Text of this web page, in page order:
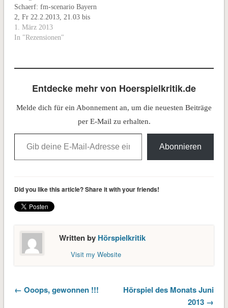
gesetzt und durch…
Schaerf: fm-scenario Bayern
2, Fr 22.2.2013, 21.03 bis
21.45 Uhr Das Motto ist
paradox, aber nicht neu:
Schaerf auf der Website fm-
Peter Veit sagen lässt, zieht
1. März 2013
In "Rezensionen"
Entdecke mehr von Hoerspielkritik.de
Melde dich für ein Abonnement an, um die neuesten Beiträge
per E-Mail zu erhalten.
Gib deine E-Mail-Adresse ein ...
Abonnieren
Did you like this article? Share it with your friends!
Written by Hörspielkritik
Visit my Website
← Ooops, gewonnen !!!
Hörspiel des Monats Juni
2013 →